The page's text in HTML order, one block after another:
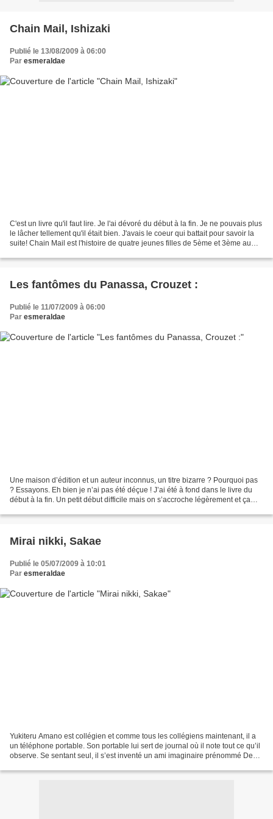
Chain Mail, Ishizaki
Publié le 13/08/2009 à 06:00
Par esmeraldae
C'est un livre qu'il faut lire. Je l'ai dévoré du début à la fin. Je ne pouvais plus
le lâcher tellement qu'il était bien. J'avais le coeur qui battait pour savoir la
suite! Chain Mail est l'histoire de quatre jeunes filles de 5ème et 3ème au
Les fantômes du Panassa, Crouzet :
Publié le 11/07/2009 à 06:00
Par esmeraldae
Une maison d’édition et un auteur inconnus, un titre bizarre ? Pourquoi pas
? Essayons. Eh bien je n’ai pas été déçue ! J’ai été à fond dans le livre du
début à la fin. Un petit début difficile mais on s’accroche légèrement et ça
Mirai nikki, Sakae
Publié le 05/07/2009 à 10:01
Par esmeraldae
Yukiteru Amano est collégien et comme tous les collégiens maintenant, il a
un téléphone portable. Son portable lui sert de journal où il note tout ce qu’il
observe. Se sentant seul, il s’est inventé un ami imaginaire prénommé Deus